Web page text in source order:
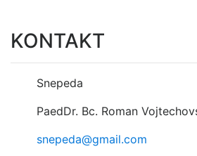
KONTAKT
Snepeda
PaedDr. Bc. Roman
snepeda@gmail.com